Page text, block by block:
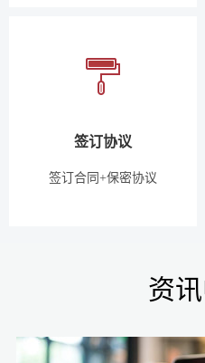
签订协议
签订合同+保密协议
资